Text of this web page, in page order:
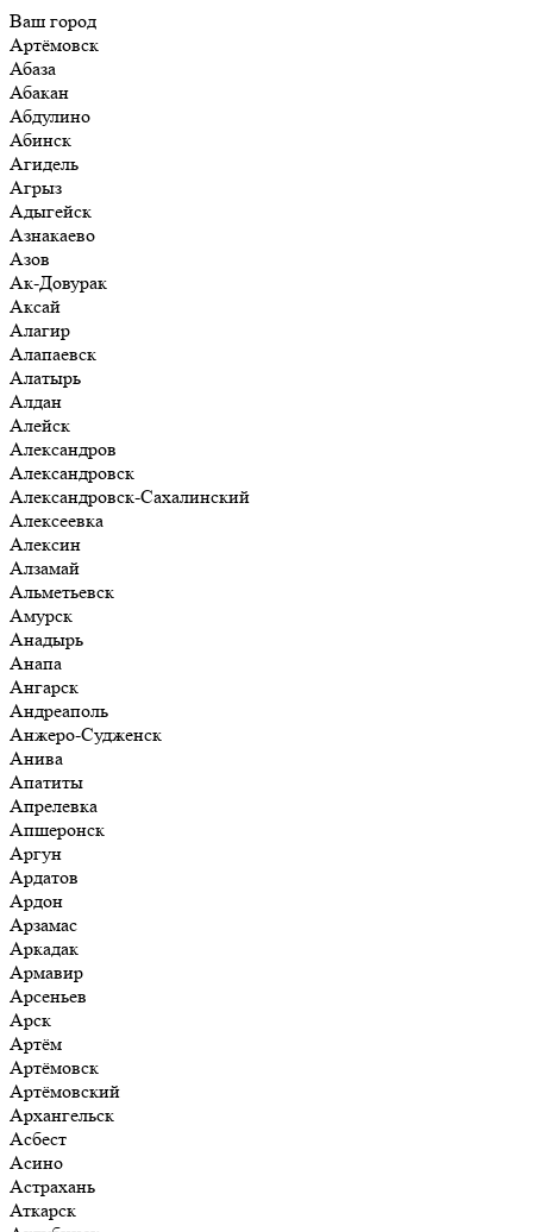
Ваш город
Артёмовск
Абаза
Абакан
Абдулино
Абинск
Агидель
Агрыз
Адыгейск
Азнакаево
Азов
Ак-Довурак
Аксай
Алагир
Алапаевск
Алатырь
Алдан
Алейск
Александров
Александровск
Александровск-Сахалинский
Алексеевка
Алексин
Алзамай
Альметьевск
Амурск
Анадырь
Анапа
Ангарск
Андреаполь
Анжеро-Судженск
Анива
Апатиты
Апрелевка
Апшеронск
Аргун
Ардатов
Ардон
Арзамас
Аркадак
Армавир
Арсеньев
Арск
Артём
Артёмовск
Артёмовский
Архангельск
Асбест
Асино
Астрахань
Аткарск